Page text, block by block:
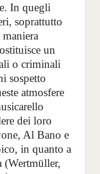
In quegli
soprattutto
un
o criminali
sospetto
atmosfere
dei loro
Al Bano e
in quanto a
(Wertmüller,